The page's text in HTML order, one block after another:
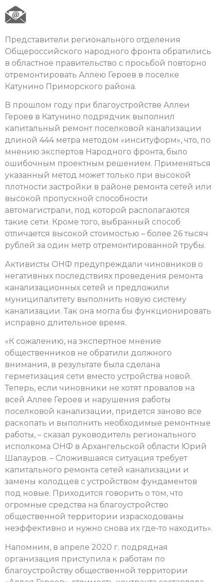
Представители регионального отделения
Общероссийского народного фронта обратились
в областное правительство с просьбой повторно
отремонтировать Аллею Героев в поселке
Катунино Приморского района.
В прошлом году при благоустройстве Аллеи
Героев в Катунино подрядчик выполнил
капитальный ремонт поселковой канализации
длиной 444 метра методом «инситуформ», что, по
мнению экспертов Народного фронта, было
ошибочным проектным решением. Применяться
указанный метод может только при высокой
плотности застройки в районе ремонта сетей или
высокой пропускной способности
автомагистрали, под которой располагаются
такие сети. Кроме того, выбранный способ
отличается высокой стоимостью – более 26 тысяч
рублей за один метр отремонтированной трубы.
Активисты ОНФ предупреждали чиновников о
негативных последствиях проведения ремонта
канализационных сетей и предложили
муниципалитету выполнить новую систему
канализации. Так она могла бы функционировать
исправно длительное время.
«К сожалению, на экспертное мнение
общественников не обратили должного
внимания, в результате была сделана
герметизация сети вместо устройства новой.
Теперь, если чиновники не хотят провалов на
всей Аллее Героев и нарушения работы
поселковой канализации, придется заново все
раскопать и выполнить необходимые ремонтные
работы, – сказал руководитель регионального
исполкома ОНФ в Архангельской области Юрий
Шалауров. – Сложившаяся ситуация требует
капитального ремонта сетей канализации и
замены колодцев с устройством фундаментов
под новые. Приходится говорить о том, что
огромные средства на благоустройство
общественной территории израсходованы
неэффективно и нужно снова их где-то находить».
Напомним, в апреле 2020 г. подрядная
организация приступила к работам по
благоустройству общественной территории